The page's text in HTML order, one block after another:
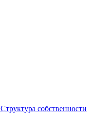
Структура собственности